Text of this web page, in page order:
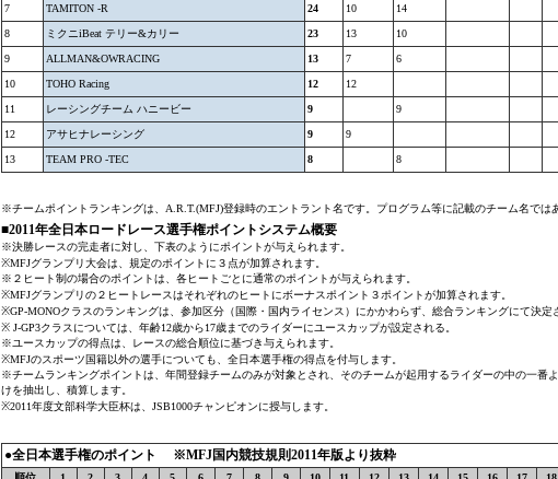
7 TAMITON -R 24 10 14
8 ミクニiBeat テリー&カリー 23 13 10
9 ALLMAN&OWRACING 13 7 6
10 TOHO Racing 12 12
11 レーシングチーム ハニービー 9 9
12 アサヒナレーシング 9 9
13 TEAM PRO -TEC 8 8
※チームポイントランキングは、A.R.T.(MFJ)登録時のエントラント名です。プログラム等に記載のチーム名では
■2011年全日本ロードレース選手権ポイントシステム概要
※決勝レースの完走者に対し、下表のようにポイントが与えられます。
※MFJグランプリ大会は、規定のポイントに３点が加算されます。
※２ヒート制の場合のポイントは、各ヒートごとに通常のポイントが与えられます。
※MFJグランプリの２ヒートレースはそれぞれのヒートにボーナスポイント３ポイントが加算されます。
※GP-MONOクラスのランキングは、参加区分（国際・国内ライセンス）にかかわらず、総合ランキングにて決定
※ J-GP3クラスについては、年齢12歳から17歳までのライダーにユースカップが設定される。
※ユースカップの得点は、レースの総合順位に基づき与えられます。
※MFJのスポーツ国籍以外の選手についても、全日本選手権の得点を付与します。
※チームランキングポイントは、年間登録チームのみが対象とされ、そのチームが起用するライダーの中の一番
けを抽出し、積算します。
※2011年度文部科学大臣杯は、JSB1000チャンピオンに授与します。
●全日本選手権のポイント ※MFJ国内競技規則2011年版より抜粋